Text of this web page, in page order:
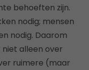
behoeften zijn.
nodig; mensen
nodig. Daarom
alleen over
ruimere (maar